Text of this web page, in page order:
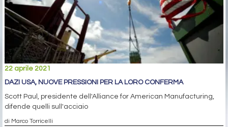
22 aprile 2021
DAZI USA, NUOVE PRESSIONI PER LA LORO CONFERMA
Scott Paul, presidente dell'Alliance for American Manufacturing,
difende quelli sull'acciaio
di Marco Torricelli